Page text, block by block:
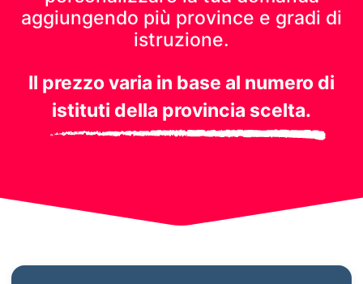
aggiungendo più province e gradi di
istruzione.
Il prezzo varia in base al numero di
istituti della provincia scelta.